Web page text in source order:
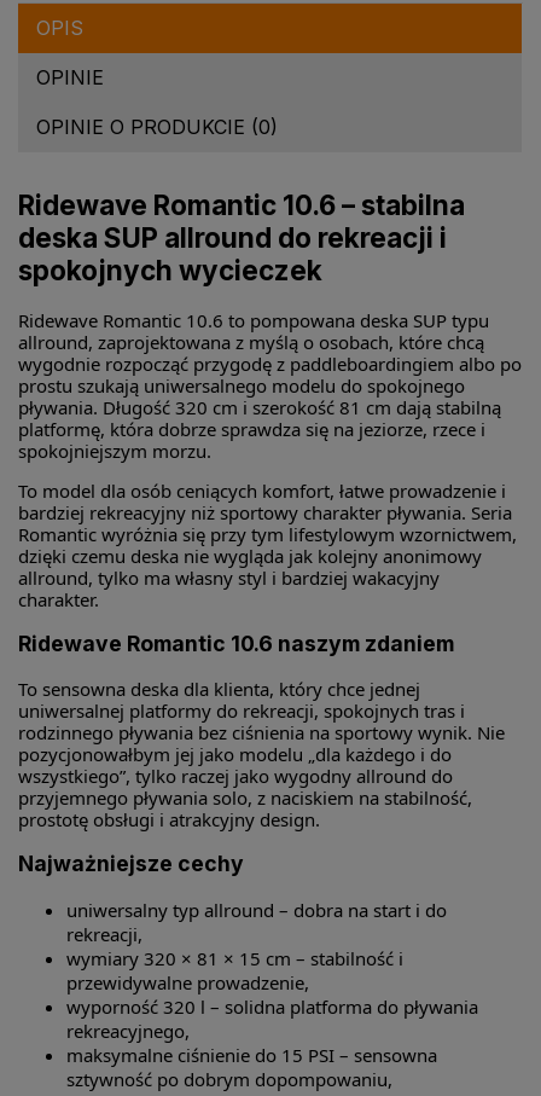
OPIS
OPINIE
OPINIE O PRODUKCIE (0)
Ridewave Romantic 10.6 – stabilna
deska SUP allround do rekreacji i
spokojnych wycieczek
Ridewave Romantic 10.6 to pompowana deska SUP typu
allround, zaprojektowana z myślą o osobach, które chcą
wygodnie rozpocząć przygodę z paddleboardingiem albo po
prostu szukają uniwersalnego modelu do spokojnego
pływania. Długość 320 cm i szerokość 81 cm dają stabilną
platformę, która dobrze sprawdza się na jeziorze, rzece i
spokojniejszym morzu.
To model dla osób ceniących komfort, łatwe prowadzenie i
bardziej rekreacyjny niż sportowy charakter pływania. Seria
Romantic wyróżnia się przy tym lifestylowym wzornictwem,
dzięki czemu deska nie wygląda jak kolejny anonimowy
allround, tylko ma własny styl i bardziej wakacyjny
charakter.
Ridewave Romantic 10.6 naszym zdaniem
To sensowna deska dla klienta, który chce jednej
uniwersalnej platformy do rekreacji, spokojnych tras i
rodzinnego pływania bez ciśnienia na sportowy wynik. Nie
pozycjonowałbym jej jako modelu „dla każdego i do
wszystkiego”, tylko raczej jako wygodny allround do
przyjemnego pływania solo, z naciskiem na stabilność,
prostotę obsługi i atrakcyjny design.
Najważniejsze cechy
uniwersalny typ allround – dobra na start i do
rekreacji,
wymiary 320 × 81 × 15 cm – stabilność i
przewidywalne prowadzenie,
wyporność 320 l – solidna platforma do pływania
rekreacyjnego,
maksymalne ciśnienie do 15 PSI – sensowna
sztywność po dobrym dopompowaniu,